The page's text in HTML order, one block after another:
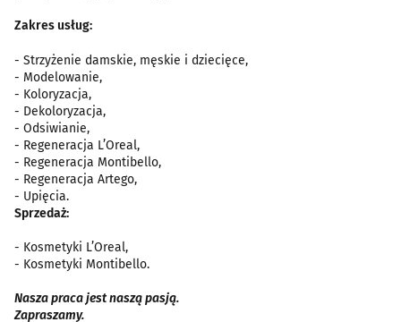
Zakres usług:
- Strzyżenie damskie, męskie i dziecięce,
- Modelowanie,
- Koloryzacja,
- Dekoloryzacja,
- Odsiwianie,
- Regeneracja L’Oreal,
- Regeneracja Montibello,
- Regeneracja Artego,
- Upięcia.
Sprzedaż:
- Kosmetyki L’Oreal,
- Kosmetyki Montibello.
Nasza praca jest naszą pasją.
Zapraszamy.